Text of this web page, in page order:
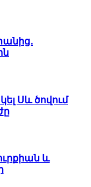
Սև ծովում
և